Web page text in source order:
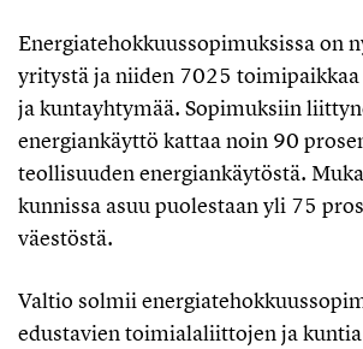
Energiatehokkuussopimuksissa on
yritystä ja niiden 7025 toimipaikkaa
ja kuntayhtymää. Sopimuksiin
energiankäyttö kattaa noin 90
teollisuuden energiankäytöstä.
kunnissa asuu puolestaan yli 75
väestöstä.
Valtio solmii
edustavien toimialaliittojen ja